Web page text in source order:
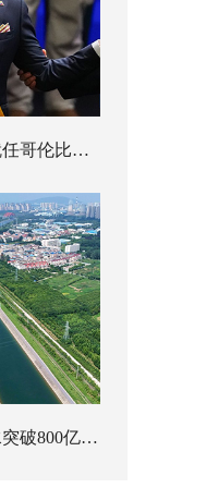
德拉埃斯普列亚宣誓就任哥伦比亚总统
南水北调中线工程调水突破800亿立方米